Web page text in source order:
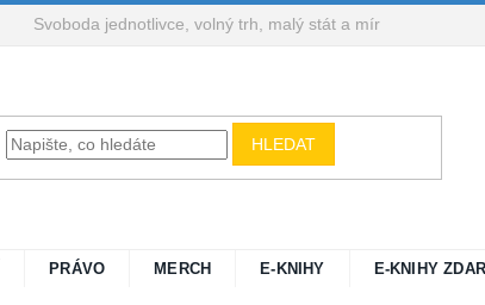
Svoboda jednotlivce, volný trh, malý stát a mír
HLEDAT
PRÁVO MERCH E-KNIHY E-KNIHY